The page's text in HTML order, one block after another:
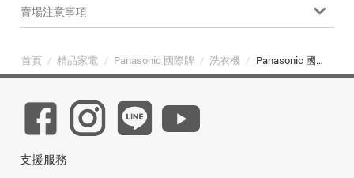
賣場注意事項
首頁 / 精品家電 / Panasonic 國際牌 / 洗衣機 / Panasonic 國際牌 NA-V150MDH-W 智慧聯網系列 15kg 滾筒洗衣機 冰鑽白
支援服務